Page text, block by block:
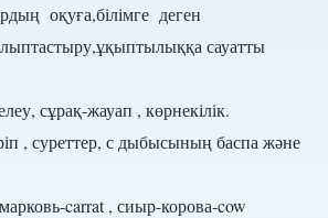
оқуға,білімге деген
сауатты
сұрақ-жауап , көрнекілік.
, суреттер, с дыбысының баспа және
carrat , сиыр-корова-cow